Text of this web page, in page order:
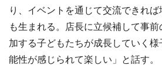
り、イベントを通じて交流できれ
も生まれる。店長に立候補して事
加する子どもたちが成長していく
能性が感じられて楽しい」と話す。